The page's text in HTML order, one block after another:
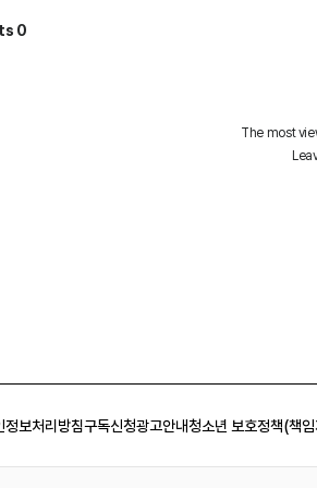
정보처리방침구독신청광고안내청소년 보호정책(책